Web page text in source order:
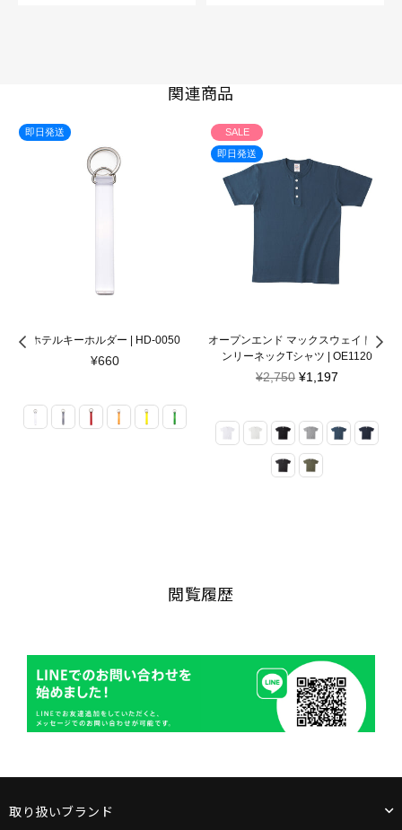
関連商品
即日発送
ホテルキーホルダー | HD-0050
定
¥660
SALE
即日発送
オープンエンド マックスウェイト ヘ
ンリーネックTシャツ | OE1120
定
¥2,750 ¥1,197
閲覧履歴
取り扱いブランド